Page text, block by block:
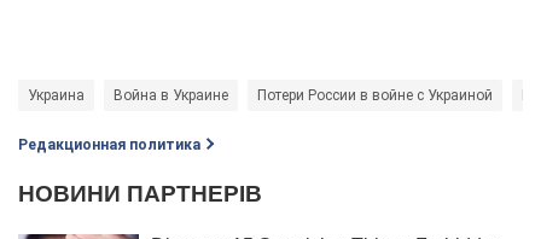
Украина Война в Украине Потери России в войне с Украиной
Редакционная политика